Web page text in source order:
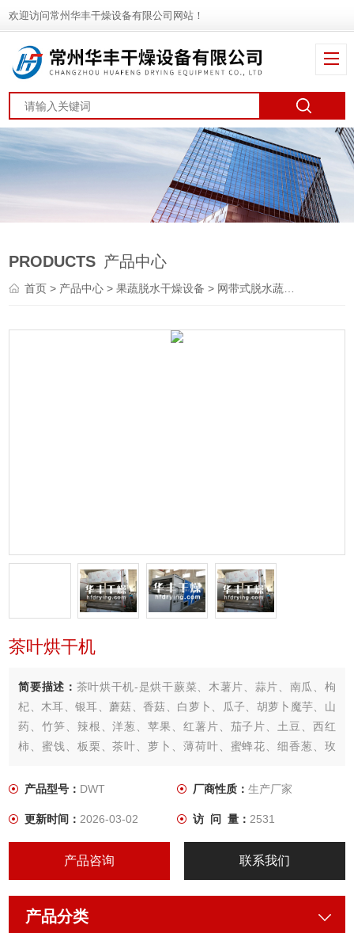
欢迎访问常州华丰干燥设备有限公司网站！
PRODUCTS 产品中心
首页> 产品中心 >果蔬脱水干燥设备 > 网带式脱水蔬菜干燥机
茶叶烘干机
简要描述： 茶叶烘干机-是烘干蕨菜、木薯片、蒜片、南瓜、枸
杞、木耳、银耳、蘑菇、香菇、白萝卜、瓜子、胡萝卜魔芋、山
药、竹笋、辣根、洋葱、苹果、红薯片、茄子片、土豆、西红
柿、蜜饯、板栗、茶叶、萝卜、薄荷叶、蜜蜂花、细香葱、玫
产品型号： DWT 厂商性质： 生产厂家
更新时间：2026-03-02 访 问 量： 2531
产品咨询 联系我们
产品分类